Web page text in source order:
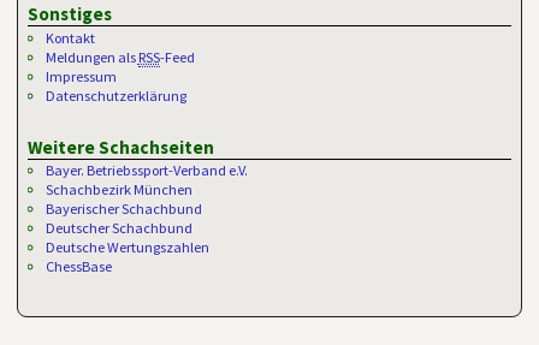
Sonstiges
Kontakt
Meldungen als RSS-Feed
Impressum
Datenschutzerklärung
Weitere Schachseiten
Bayer. Betriebssport-Verband e.V.
Schachbezirk München
Bayerischer Schachbund
Deutscher Schachbund
Deutsche Wertungszahlen
ChessBase